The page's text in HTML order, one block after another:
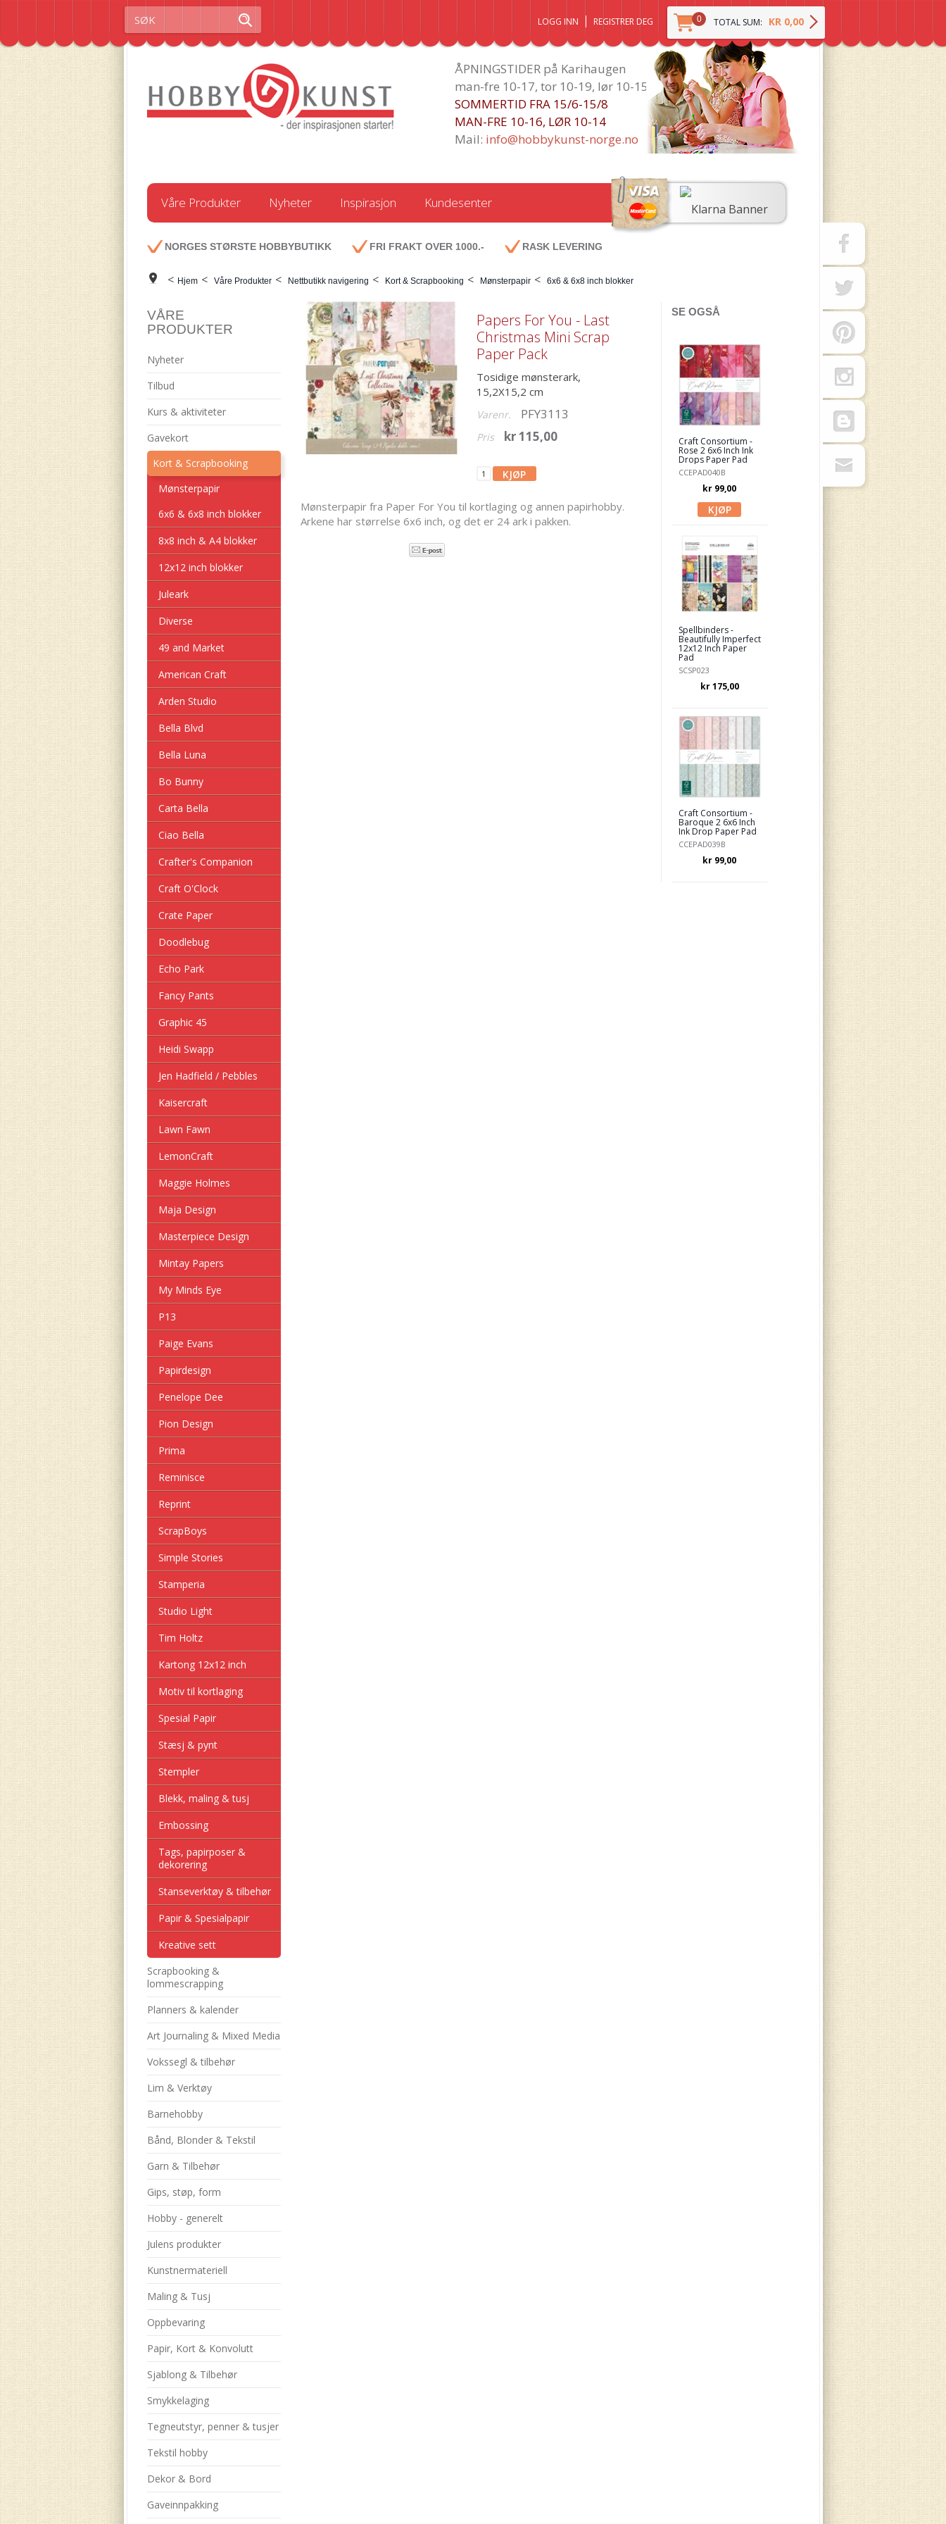
0 TOTAL SUM: KR 0,00
LOGG INN REGISTRER DEG
ÅPNINGSTIDER på Karihaugen
man-fre 10-17, tor 10-19, lør 10-15
SOMMERTID FRA 15/6-15/8
MAN-FRE 10-16, LØR 10-14
Mail: info@hobbykunst-norge.no
Våre Produkter Nyheter Inspirasjon Kundesenter
NORGES STØRSTE HOBBYBUTIKK FRI FRAKT OVER 1000.- RASK LEVERING
< Hjem < Våre Produkter < Nettbutikk navigering < Kort & Scrapbooking < Mønsterpapir < 6x6 & 6x8 inch blokker
VÅRE
PRODUKTER
Nyheter
Tilbud
Kurs & aktiviteter
Gavekort
Kort & Scrapbooking
Mønsterpapir
6x6 & 6x8 inch blokker
8x8 inch & A4 blokker
12x12 inch blokker
Juleark
Diverse
49 and Market
American Craft
Arden Studio
Bella Blvd
Bella Luna
Bo Bunny
Carta Bella
Ciao Bella
Crafter's Companion
Craft O'Clock
Crate Paper
Doodlebug
Echo Park
Fancy Pants
Graphic 45
Heidi Swapp
Jen Hadfield / Pebbles
Kaisercraft
Lawn Fawn
LemonCraft
Maggie Holmes
Maja Design
Masterpiece Design
Mintay Papers
My Minds Eye
P13
Paige Evans
Papirdesign
Penelope Dee
Pion Design
Prima
Reminisce
Reprint
ScrapBoys
Simple Stories
Stamperia
Studio Light
Tim Holtz
Kartong 12x12 inch
Motiv til kortlaging
Spesial Papir
Stæsj & pynt
Stempler
Blekk, maling & tusj
Embossing
Tags, papirposer &
dekorering
Stanseverktøy & tilbehør
Papir & Spesialpapir
Kreative sett
Scrapbooking &
lommescrapping
Planners & kalender
Art Journaling & Mixed Media
Vokssegl & tilbehør
Lim & Verktøy
Barnehobby
Bånd, Blonder & Tekstil
Garn & Tilbehør
Gips, støp, form
Hobby - generelt
Julens produkter
Kunstnermateriell
Maling & Tusj
Oppbevaring
Papir, Kort & Konvolutt
Sjablong & Tilbehør
Smykkelaging
Tegneutstyr, penner & tusjer
Tekstil hobby
Dekor & Bord
Gaveinnpakking
Papers For You - Last
Christmas Mini Scrap
Paper Pack
Tosidige mønsterark,
15,2X15,2 cm
Varenr. PFY3113
Pris kr 115,00
Mønsterpapir fra Paper For You til kortlaging og annen papirhobby.
Arkene har størrelse 6x6 inch, og det er 24 ark i pakken.
SE OGSÅ
Craft Consortium -
Rose 2 6x6 Inch Ink
Drops Paper Pad
CCEPAD040B
kr 99,00
Spellbinders -
Beautifully Imperfect
12x12 Inch Paper
Pad
SCSP023
kr 175,00
Craft Consortium -
Baroque 2 6x6 Inch
Ink Drop Paper Pad
CCEPAD039B
kr 99,00